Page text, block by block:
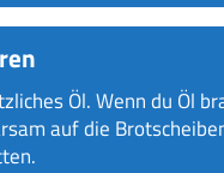
Öl. Wenn du Öl
auf die